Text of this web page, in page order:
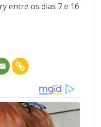
entre os dias 7 e 16